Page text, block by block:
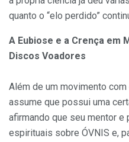
quanto o “elo perdido”
A Eubiose e a Crença em
Discos Voadores
Além de um movimento
assume que possui uma
afirmando que seu mentor
espirituais sobre ÓVNIS e,